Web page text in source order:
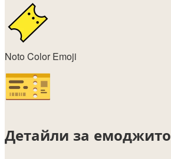
Noto Color Emoji
Детайли за емоджито